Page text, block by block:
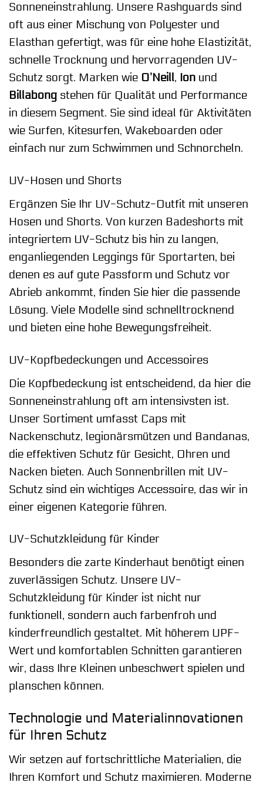
Sonneneinstrahlung. Unsere Rashguards sind
oft aus einer Mischung von Polyester und
Elasthan gefertigt, was für eine hohe Elastizität,
schnelle Trocknung und hervorragenden UV-
Schutz sorgt. Marken wie O’Neill, Ion und
Billabong stehen für Qualität und Performance
in diesem Segment. Sie sind ideal für Aktivitäten
wie Surfen, Kitesurfen, Wakeboarden oder
einfach nur zum Schwimmen und Schnorcheln.
UV-Hosen und Shorts
Ergänzen Sie Ihr UV-Schutz-Outfit mit unseren
Hosen und Shorts. Von kurzen Badeshorts mit
integriertem UV-Schutz bis hin zu langen,
enganliegenden Leggings für Sportarten, bei
denen es auf gute Passform und Schutz vor
Abrieb ankommt, finden Sie hier die passende
Lösung. Viele Modelle sind schnelltrocknend
und bieten eine hohe Bewegungsfreiheit.
UV-Kopfbedeckungen und Accessoires
Die Kopfbedeckung ist entscheidend, da hier die
Sonneneinstrahlung oft am intensivsten ist.
Unser Sortiment umfasst Caps mit
Nackenschutz, legionärsmützen und Bandanas,
die effektiven Schutz für Gesicht, Ohren und
Nacken bieten. Auch Sonnenbrillen mit UV-
Schutz sind ein wichtiges Accessoire, das wir in
einer eigenen Kategorie führen.
UV-Schutzkleidung für Kinder
Besonders die zarte Kinderhaut benötigt einen
zuverlässigen Schutz. Unsere UV-
Schutzkleidung für Kinder ist nicht nur
funktionell, sondern auch farbenfroh und
kinderfreundlich gestaltet. Mit höherem UPF-
Wert und komfortablen Schnitten garantieren
wir, dass Ihre Kleinen unbeschwert spielen und
planschen können.
Technologie und Materialinnovationen
für Ihren Schutz
Wir setzen auf fortschrittliche Materialien, die
Ihren Komfort und Schutz maximieren. Moderne